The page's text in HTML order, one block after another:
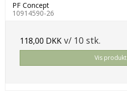
PF Concept
10914590-26
118,00 DKK v/ 10 stk.
Vis produkt